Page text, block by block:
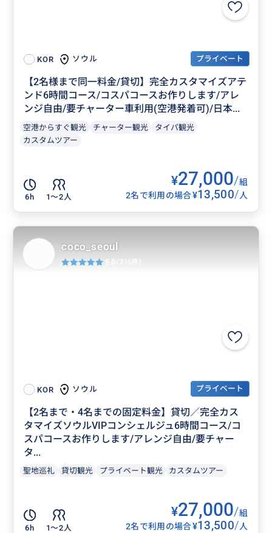
KOR ソウル プライベート
【2名様まで同一料金/貸切】完全カスタマイズアテ
ンド6時間コース/コスパコースお作りします/アレ
ンジ自由/要チャーター車利用(空港発着可)/日本...
空港からすぐ観光 チャーター観光
タイパ観光
カスタムツアー
6h 1〜2人
¥27,000/組
2名で利用の場合¥13,500/人
KOR ソウル プライベート
【2名まで・4名までの固定料金】貸切／完全カス
タマイズソウルVIPコンシェルジュ6時間コース/コ
スパコースお作りします/アレンジ自由/要チャー
タ...
聖地巡礼 貸切観光 プライベート観光 カスタムツアー
6h 1〜2人
¥27,000/組
2名で利用の場合¥13,500/人
coco_seoul
5.0 (216件)